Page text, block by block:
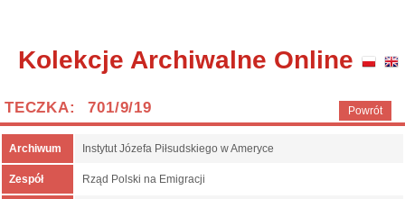
Kolekcje Archiwalne Online
Powrót
TECZKA: 701/9/19
Archiwum Instytut Józefa Piłsudskiego w Ameryce
Zespół Rząd Polski na Emigracji